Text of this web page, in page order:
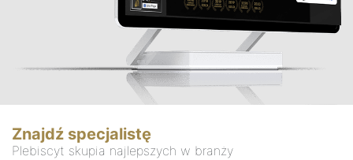
Znajdź specjalistę
Plebiscyt skupia najlepszych w branży